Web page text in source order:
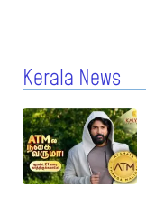
Kerala News